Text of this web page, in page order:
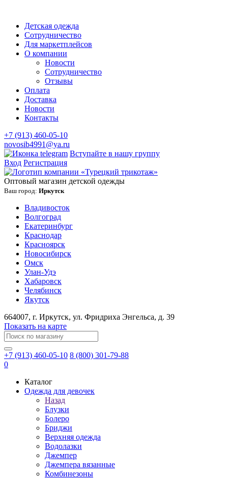
Детская одежда
Сотрудничество
Для маркетплейсов
О компании
Новости
Сотрудничество
Отзывы
Оплата
Доставка
Новости
Контакты
+7 (913) 460-05-10
novosib4991@ya.ru
Вступайте в нашу группу
Вход Регистрация
Оптовый магазин детской одежды
Ваш город: Иркутск
Владивосток
Волгоград
Екатеринбург
Краснодар
Красноярск
Новосибирск
Омск
Улан-Удэ
Хабаровск
Челябинск
Якутск
664007, г. Иркутск, ул. ​Фридриха Энгельса, д. 39
Показать на карте
+7 (913) 460-05-10 8 (800) 301-79-88
0
Каталог
Одежда для девочек
Назад
Блузки
Болеро
Бриджи
Верхняя одежда
Водолазки
Джемпер
Джемпера вязанные
Комбинезоны